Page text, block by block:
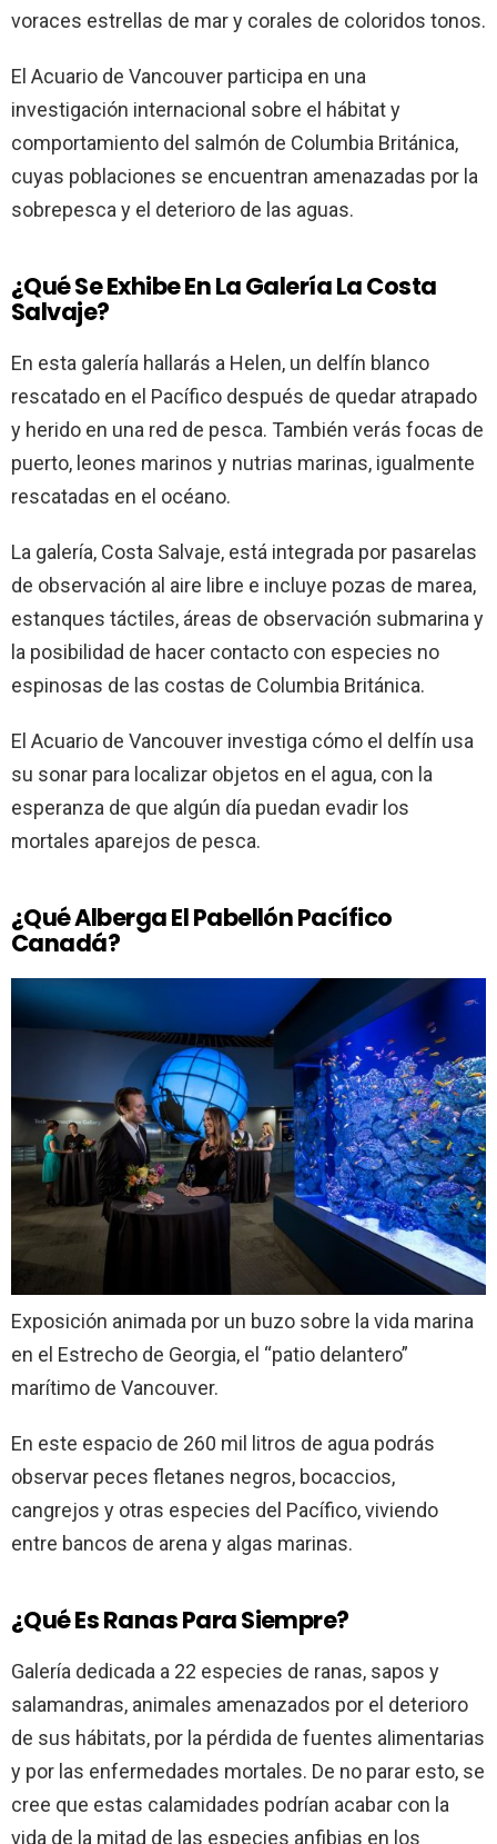
voraces estrellas de mar y corales de coloridos tonos.
El Acuario de Vancouver participa en una
investigación internacional sobre el hábitat y
comportamiento del salmón de Columbia Británica,
cuyas poblaciones se encuentran amenazadas por la
sobrepesca y el deterioro de las aguas.
¿Qué Se Exhibe En La Galería La Costa
Salvaje?
En esta galería hallarás a Helen, un delfín blanco
rescatado en el Pacífico después de quedar atrapado
y herido en una red de pesca. También verás focas de
puerto, leones marinos y nutrias marinas, igualmente
rescatadas en el océano.
La galería, Costa Salvaje, está integrada por pasarelas
de observación al aire libre e incluye pozas de marea,
estanques táctiles, áreas de observación submarina y
la posibilidad de hacer contacto con especies no
espinosas de las costas de Columbia Británica.
El Acuario de Vancouver investiga cómo el delfín usa
su sonar para localizar objetos en el agua, con la
esperanza de que algún día puedan evadir los
mortales aparejos de pesca.
¿Qué Alberga El Pabellón Pacífico
Canadá?
Exposición animada por un buzo sobre la vida marina
en el Estrecho de Georgia, el “patio delantero”
marítimo de Vancouver.
En este espacio de 260 mil litros de agua podrás
observar peces fletanes negros, bocaccios,
cangrejos y otras especies del Pacífico, viviendo
entre bancos de arena y algas marinas.
¿Qué Es Ranas Para Siempre?
Galería dedicada a 22 especies de ranas, sapos y
salamandras, animales amenazados por el deterioro
de sus hábitats, por la pérdida de fuentes alimentarias
y por las enfermedades mortales. De no parar esto, se
cree que estas calamidades podrían acabar con la
vida de la mitad de las especies anfibias en los